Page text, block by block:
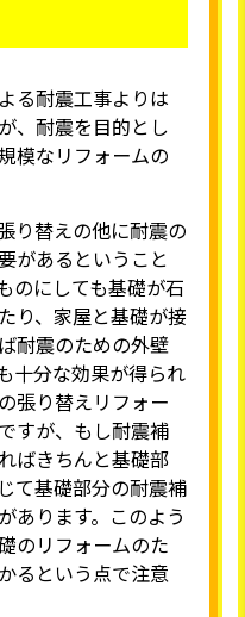
る耐震工事よりは
、耐震を目的とし
模なリフォームの
り替えの他に耐震の
があるということ
のにしても基礎が石
り、家屋と基礎が接
耐震のための外壁
十分な効果が得られ
張り替えリフォー
すが、もし耐震補
ばきちんと基礎部
て基礎部分の耐震補
あります。このよう
のリフォームのた
るという点で注意